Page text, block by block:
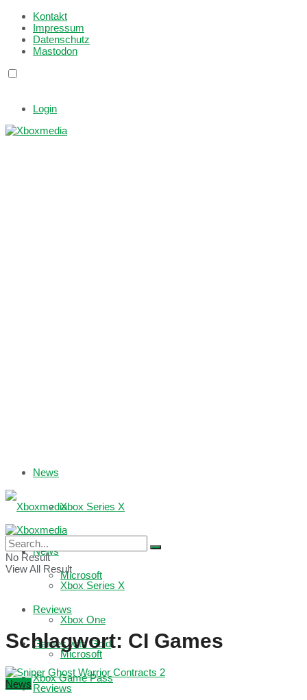
Kontakt
Impressum
Datenschutz
Mastodon
Login
News
Xbox Series X
Microsoft
Reviews
Games with Gold
Xbox Game Pass
News
Xbox Series X
Xbox One
Microsoft
Reviews
No Result
View All Result
Schlagwort: CI Games
News